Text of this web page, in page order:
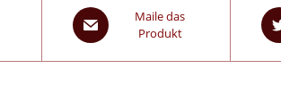
Maile das
Produkt